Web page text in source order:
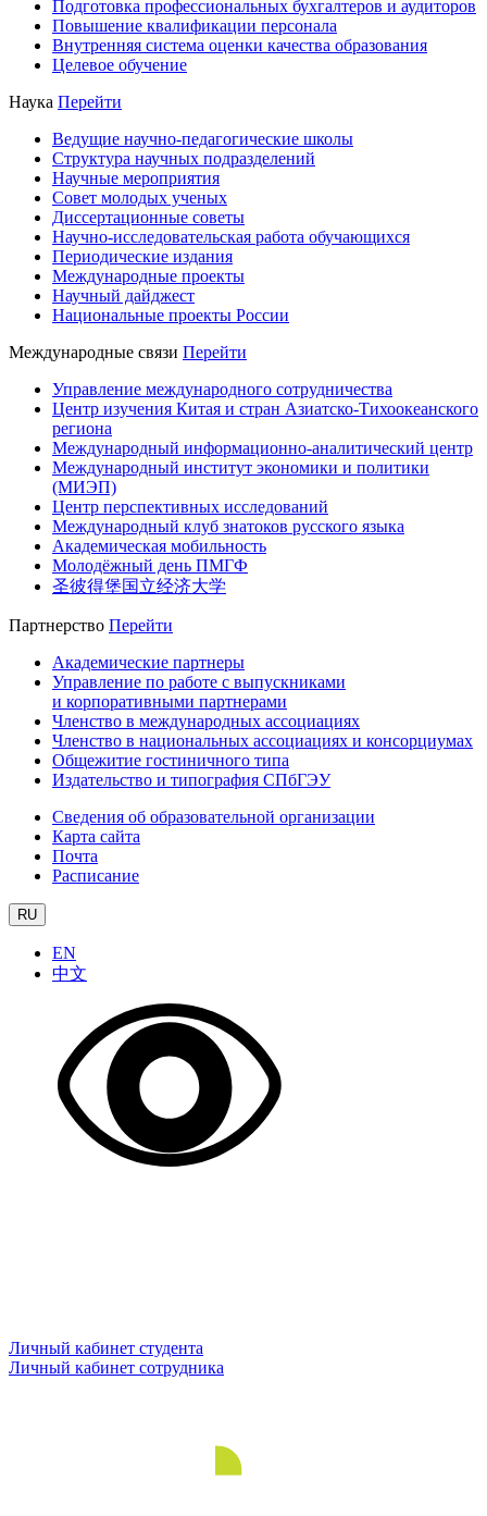
Подготовка профессиональных бухгалтеров и аудиторов
Повышение квалификации персонала
Внутренняя система оценки качества образования
Целевое обучение
Наука Перейти
Ведущие научно-педагогические школы
Структура научных подразделений
Научные мероприятия
Совет молодых ученых
Диссертационные советы
Научно-исследовательская работа обучающихся
Периодические издания
Международные проекты
Научный дайджест
Национальные проекты России
Международные связи Перейти
Управление международного сотрудничества
Центр изучения Китая и стран Азиатско-Тихоокеанского
региона
Международный информационно-аналитический центр
Международный институт экономики и политики
(МИЭП)
Центр перспективных исследований
Международный клуб знатоков русского языка
Академическая мобильность
Молодёжный день ПМГФ
圣彼得堡国立经济大学
Партнерство Перейти
Академические партнеры
Управление по работе с выпускниками
и корпоративными партнерами
Членство в международных ассоциациях
Членство в национальных ассоциациях и консорциумах
Общежитие гостиничного типа
Издательство и типография СПбГЭУ
Сведения об образовательной организации
Карта сайта
Почта
Расписание
RU
EN
中文
Личный кабинет студента
Личный кабинет сотрудника